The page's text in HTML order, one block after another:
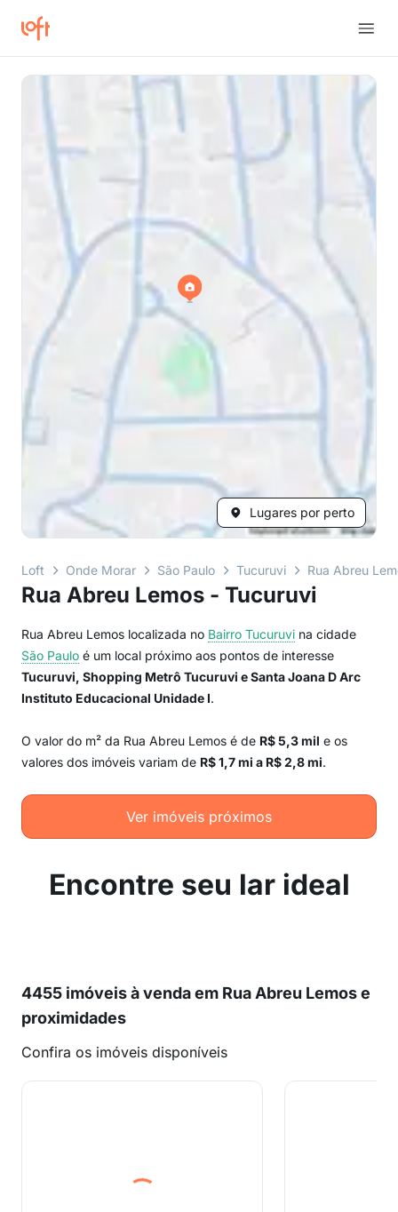
Lugares por perto
Loft Onde Morar São Paulo Tucuruvi Rua Abreu
Rua Abreu Lemos - Tucuruvi
Rua Abreu Lemos localizada no Bairro Tucuruvi na cidade
São Paulo é um local próximo aos pontos de interesse
Tucuruvi, Shopping Metrô Tucuruvi e Santa Joana D Arc
Instituto Educacional Unidade I.
O valor do m² da Rua Abreu Lemos é de R$ 5,3 mil e os
valores dos imóveis variam de R$ 1,7 mi a R$ 2,8 mi.
Ver imóveis próximos
Encontre seu lar ideal
4455 imóveis à venda em Rua Abreu Lemos e
proximidades
Confira os imóveis disponíveis